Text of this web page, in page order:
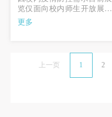
览仅面向校内师生开放展览
现场一百〇五年前，蔡元培
提出“美育代宗教说”，将“美
也希望通过美术专业的学校
教育，培育人才，增强国人
更多
上一页 1 2